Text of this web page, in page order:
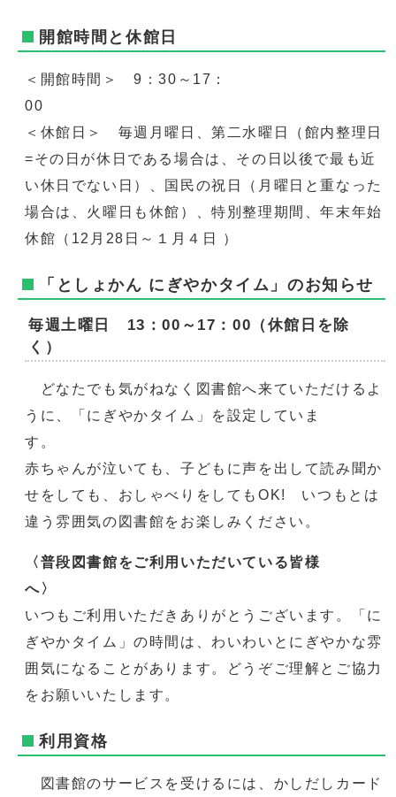
開館時間と休館日
＜開館時間＞ 9：30～17：
＜休館日＞ 毎週月曜日、第二水曜日（館内整理日
=その日が休日である場合は、その日以後で最も近
い休日でない日）、国民の祝日（月曜日と重なった
場合は、火曜日も休館）、特別整理期間、年末年始
休館（12月28日～１月４日 ）
「としょかん にぎやかタイム」のお知らせ
毎週土曜日 13：00～17：00（休館日を除
く）
どなたでも気がねなく図書館へ来ていただけるよ
うに、「にぎやかタイム」を設定していま
赤ちゃんが泣いても、子どもに声を出して読み聞か
せをしても、おしゃべりをしてもOK! いつもとは
違う雰囲気の図書館をお楽しみください。
〈普段図書館をご利用いただいている皆様
いつもご利用いただきありがとうございます。「に
ぎやかタイム」の時間は、わいわいとにぎやかな雰
囲気になることがあります。どうぞご理解とご協力
をお願いいたします。
利用資格
図書館のサービスを受けるには、かしだしカード